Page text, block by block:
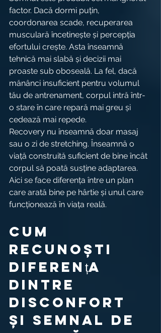
factor. Dacă dormi puțin,
coordonarea scade, recuperarea
musculară încetinește și percepția
efortului crește. Asta înseamnă
tehnică mai slabă și decizii mai
proaste sub oboseală. La fel, dacă
mănânci insuficient pentru volumul
tău de antrenament, corpul intră într-
o stare în care repară mai greu și
cedează mai repede.
Recovery nu înseamnă doar masaj
sau o zi de stretching. Înseamnă o
viață construită suficient de bine încât
corpul să poată susține adaptarea.
Aici se face diferența între un plan
care arată bine pe hârtie și unul care
funcționează în viața reală.
Cum
recunoști
diferența
dintre
disconfort
și semnal de